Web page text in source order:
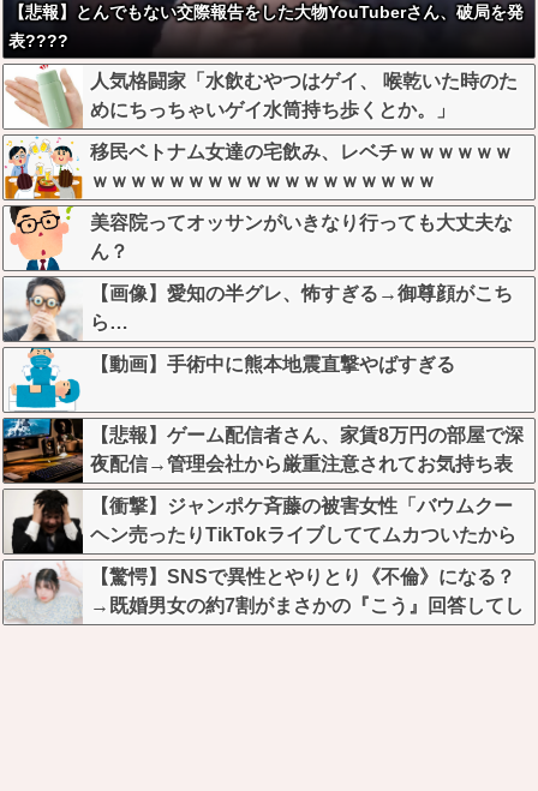
【悲報】とんでもない交際報告をした大物YouTuberさん、破局を発
表????
人気格闘家「水飲むやつはゲイ、 喉乾いた時のた
めにちっちゃいゲイ水筒持ち歩くとか。」
移民ベトナム女達の宅飲み、レベチｗｗｗｗｗｗ
ｗｗｗｗｗｗｗｗｗｗｗｗｗｗｗｗｗｗ
美容院ってオッサンがいきなり行っても大丈夫な
ん？
【画像】愛知の半グレ、怖すぎる→御尊顔がこち
ら…
【動画】手術中に熊本地震直撃やばすぎる
【悲報】ゲーム配信者さん、家賃8万円の部屋で深
夜配信→管理会社から厳重注意されてお気持ち表
明ｗｗｗ
【衝撃】ジャンポケ斉藤の被害女性「バウムクー
ヘン売ったりTikTokライブしててムカついたから
示談しなかった」←コレってさ…
【驚愕】SNSで異性とやりとり《不倫》になる？
→既婚男女の約7割がまさかの『こう』回答してし